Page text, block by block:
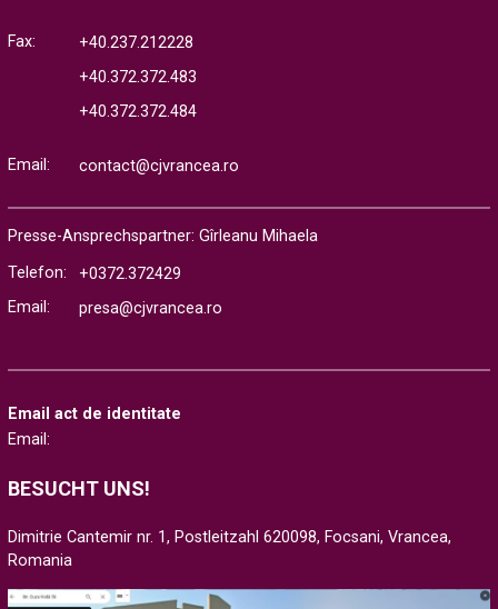
Fax:
+40.237.212228
+40.372.372.483
+40.372.372.484
Email: contact@cjvrancea.ro
Presse-Ansprechspartner: Gîrleanu Mihaela
Telefon:
+0372.372429
Email:
presa@cjvrancea.ro
Email act de identitate
Email:
BESUCHT UNS!
Dimitrie Cantemir nr. 1, Postleitzahl 620098, Focsani, Vrancea,
Romania